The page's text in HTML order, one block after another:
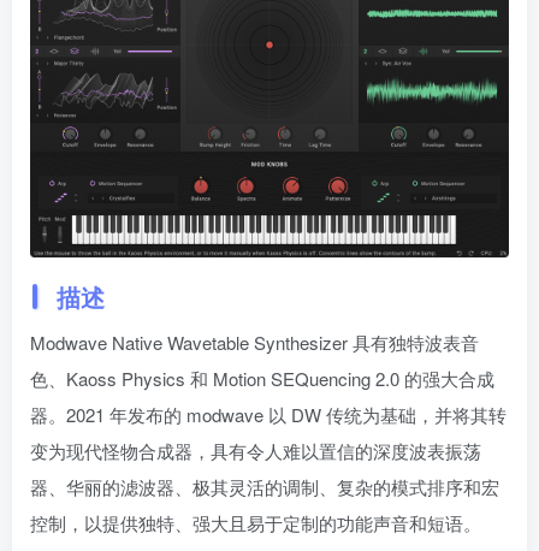
描述
Modwave Native Wavetable Synthesizer 具有独特波表音
色、Kaoss Physics 和 Motion SEQuencing 2.0 的强大合成
器。2021 年发布的 modwave 以 DW 传统为基础，并将其转
变为现代怪物合成器，具有令人难以置信的深度波表振荡
器、华丽的滤波器、极其灵活的调制、复杂的模式排序和宏
控制，以提供独特、强大且易于定制的功能声音和短语。